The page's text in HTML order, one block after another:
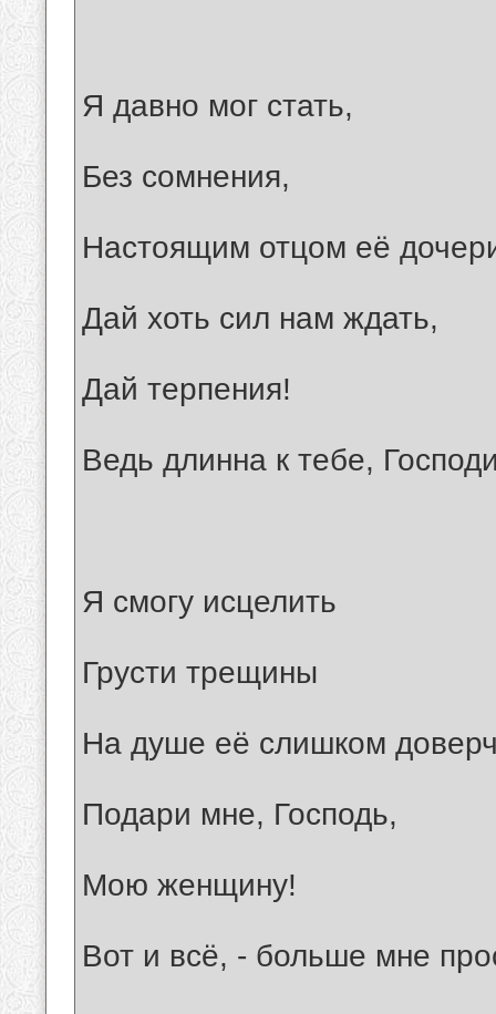
Я давно мог стать,
Без сомнения,
Настоящим отцом её
Дай хоть сил нам ждать,
Дай терпения!
Ведь длинна к тебе,
Я смогу исцелить
Грусти трещины
На душе её слишком
Подари мне, Господь,
Мою женщину!
Вот и всё, - больше мне